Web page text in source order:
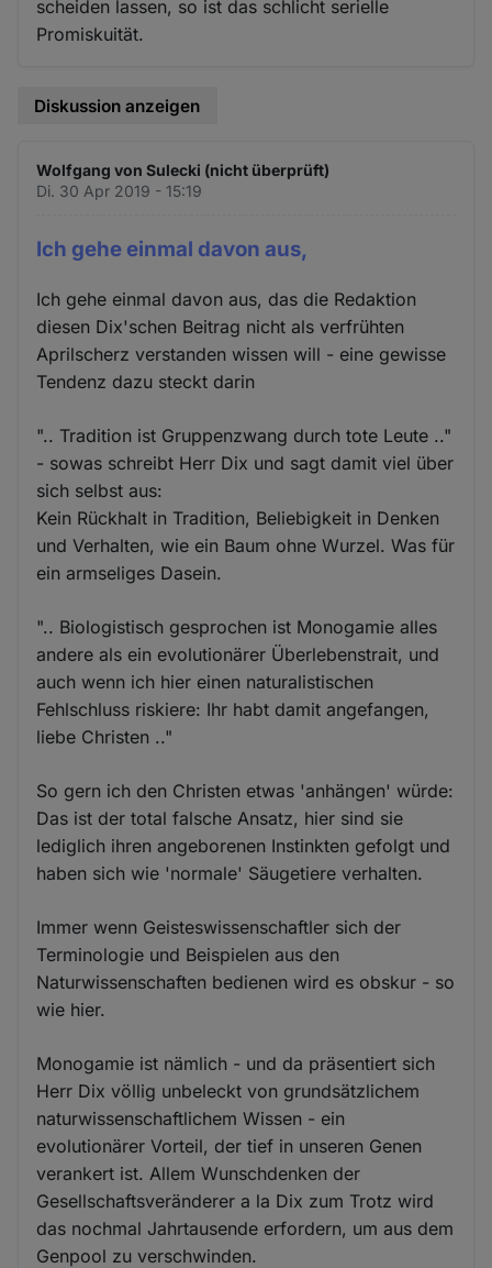
scheiden lassen, so ist das schlicht serielle
Promiskuität.
Diskussion anzeigen
Wolfgang von Sulecki (nicht überprüft)
Di. 30 Apr 2019 - 15:19
Ich gehe einmal davon aus,
Ich gehe einmal davon aus, das die Redaktion
diesen Dix'schen Beitrag nicht als verfrühten
Aprilscherz verstanden wissen will - eine gewisse
Tendenz dazu steckt darin
".. Tradition ist Gruppenzwang durch tote Leute .."
- sowas schreibt Herr Dix und sagt damit viel über
sich selbst aus:
Kein Rückhalt in Tradition, Beliebigkeit in Denken
und Verhalten, wie ein Baum ohne Wurzel. Was für
ein armseliges Dasein.
".. Biologistisch gesprochen ist Monogamie alles
andere als ein evolutionärer Überlebenstrait, und
auch wenn ich hier einen naturalistischen
Fehlschluss riskiere: Ihr habt damit angefangen,
liebe Christen .."
So gern ich den Christen etwas 'anhängen' würde:
Das ist der total falsche Ansatz, hier sind sie
lediglich ihren angeborenen Instinkten gefolgt und
haben sich wie 'normale' Säugetiere verhalten.
Immer wenn Geisteswissenschaftler sich der
Terminologie und Beispielen aus den
Naturwissenschaften bedienen wird es obskur - so
wie hier.
Monogamie ist nämlich - und da präsentiert sich
Herr Dix völlig unbeleckt von grundsätzlichem
naturwissenschaftlichem Wissen - ein
evolutionärer Vorteil, der tief in unseren Genen
verankert ist. Allem Wunschdenken der
Gesellschaftsveränderer a la Dix zum Trotz wird
das nochmal Jahrtausende erfordern, um aus dem
Genpool zu verschwinden.